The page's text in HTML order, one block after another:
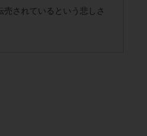
売されているという悲しさ